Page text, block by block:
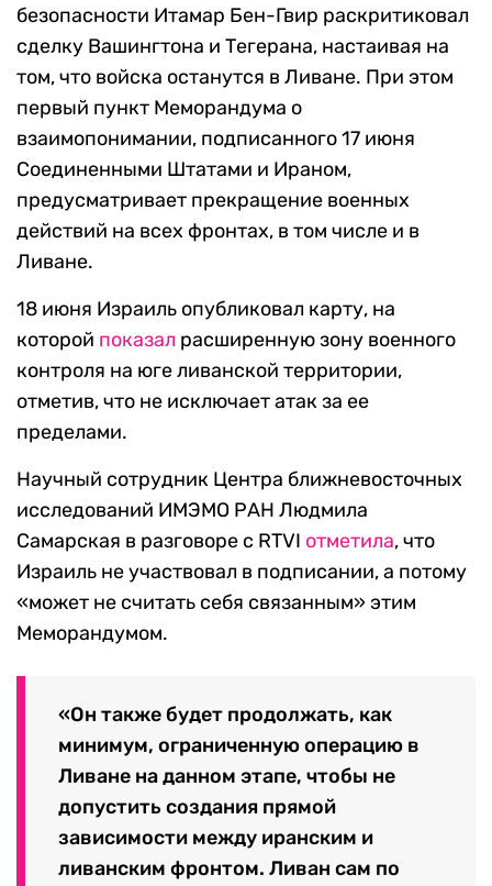
безопасности Итамар Бен-Гвир раскритиковал
сделку Вашингтона и Тегерана, настаивая на
том, что войска останутся в Ливане. При этом
первый пункт Меморандума о
взаимопонимании, подписанного 17 июня
Соединенными Штатами и Ираном,
предусматривает прекращение военных
действий на всех фронтах, в том числе и в
Ливане.
18 июня Израиль опубликовал карту, на
которой показал расширенную зону военного
контроля на юге ливанской территории,
отметив, что не исключает атак за ее
пределами.
Научный сотрудник Центра ближневосточных
исследований ИМЭМО РАН Людмила
Самарская в разговоре с RTVI отметила, что
Израиль не участвовал в подписании, а потому
«может не считать себя связанным» этим
Меморандумом.
«Он также будет продолжать, как
минимум, ограниченную операцию в
Ливане на данном этапе, чтобы не
допустить создания прямой
зависимости между иранским и
ливанским фронтом. Ливан сам по